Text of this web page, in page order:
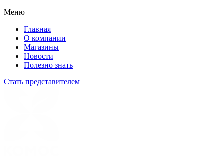
Меню
Главная
О компании
Магазины
Новости
Полезно знать
Стать представителем